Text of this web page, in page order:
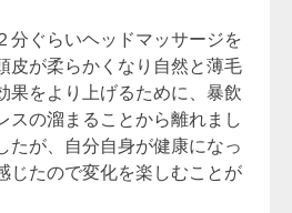
分ぐらいヘッドマッサージを
皮が柔らかくなり自然と薄毛
果をより上げるために、暴飲
スの溜まることから離れまし
たが、自分自身が健康になっ
じたので変化を楽しむことが